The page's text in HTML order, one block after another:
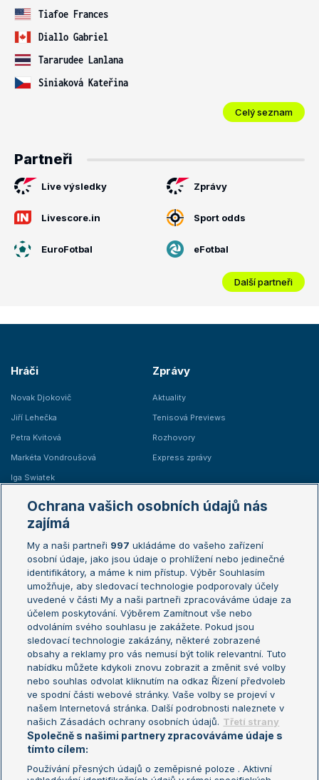
Tiafoe Frances
Diallo Gabriel
Tararudee Lanlana
Siniaková Kateřina
Celý seznam
Partneři
Live výsledky Zprávy
Livescore.in Sport odds
EuroFotbal eFotbal
Další partneři
Hráči
Novak Djokovič
Jiří Lehečka
Petra Kvitová
Markéta Vondroušová
Iga Swiatek
Zprávy
Aktuality
Tenisová Previews
Rozhovory
Express zprávy
Žebříčky
Žebříček ATP (muži)
Žebříček WTA (ženy)
Sázkařský žebříček
Australian Open
French Open
Wimbledon
US Open
Turnaj mistrů
Turnaj mistryň
Aktualní trendy
Fotbalové přestupy
Livesport Daily
LS Prague Open
Ochrana vašich osobních údajů nás
zajímá
My a naši partneři 997 ukládáme do vašeho zařízení
osobní údaje, jako jsou údaje o prohlížení nebo jedinečné
identifikátory, a máme k nim přístup. Výběr Souhlasím
umožňuje, aby sledovací technologie podporovaly účely
uvedené v části My a naši partneři zpracováváme údaje za
účelem poskytování. Výběrem Zamítnout vše nebo
odvoláním svého souhlasu je zakážete. Pokud jsou
sledovací technologie zakázány, některé zobrazené
obsahy a reklamy pro vás nemusí být tolik relevantní. Tuto
nabídku můžete kdykoli znovu zobrazit a změnit své volby
nebo souhlas odvolat kliknutím na odkaz Řízení předvoleb
ve spodní části webové stránky. Vaše volby se projeví v
našem Internetová stránka. Další podrobnosti naleznete v
našich Zásadách ochrany osobních údajů. Třetí strany
Společně s našimi partnery zpracováváme údaje s
tímto cílem:
Používání přesných údajů o zeměpisné poloze . Aktivní